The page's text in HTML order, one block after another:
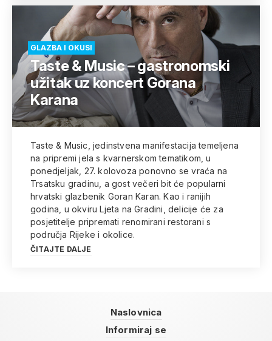
GLAZBA I OKUSI
Taste & Music – gastronomski
užitak uz koncert Gorana
Karana
Taste & Music, jedinstvena manifestacija temeljena
na pripremi jela s kvarnerskom tematikom, u
ponedjeljak, 27. kolovoza ponovno se vraća na
Trsatsku gradinu, a gost večeri bit će popularni
hrvatski glazbenik Goran Karan. Kao i ranijih
godina, u okviru Ljeta na Gradini, delicije će za
posjetitelje pripremati renomirani restorani s
područja Rijeke i okolice.
ČITAJTE DALJE
Naslovnica
Informiraj se